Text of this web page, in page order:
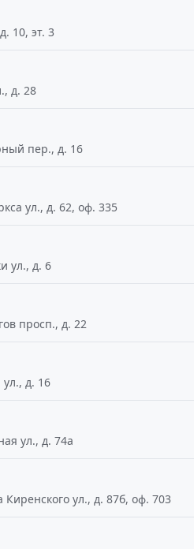
10, эт. 3
д. 28
пер., д. 16
ул., д. 62, оф. 335
ул., д. 6
просп., д. 22
д. 16
ул., д. 74а
ул., д. 87б, оф. 703